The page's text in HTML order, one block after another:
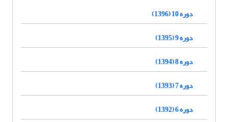
دوره 10 (1396)
دوره 9 (1395)
دوره 8 (1394)
دوره 7 (1393)
دوره 6 (1392)